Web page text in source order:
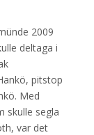
2009
deltaga i
pitstop
Med
skulle segla
var det